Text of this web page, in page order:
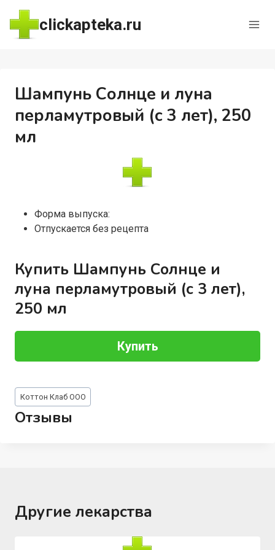
Перейти
содержимому
clickapteka.ru
Шампунь Солнце и луна
перламутровый (с 3 лет), 250
мл
Форма выпуска:
Отпускается без рецепта
Купить Шампунь Солнце и
луна перламутровый (с 3 лет),
250 мл
Купить
Метки
записи:
Коттон Клаб ООО
Отзывы
Другие лекарства